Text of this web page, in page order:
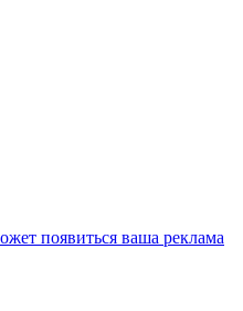
появиться ваша реклама